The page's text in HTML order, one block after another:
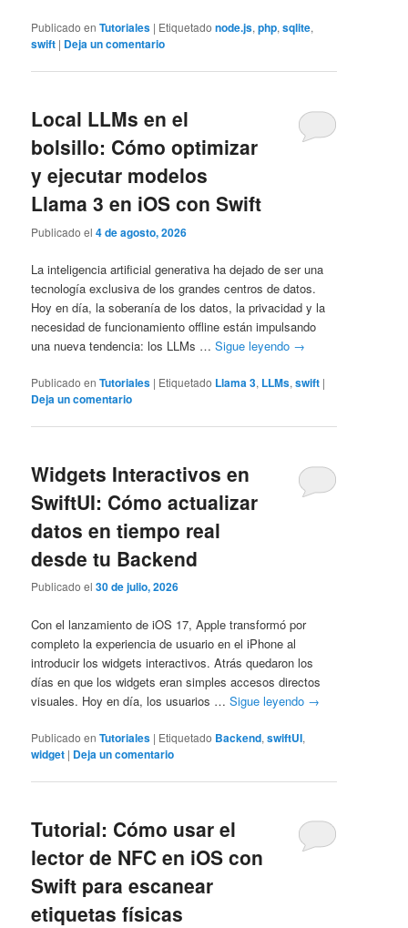
Publicado en Tutoriales | Etiquetado node.js,php,sqlite,
swift | Deja un comentario
Local LLMs en el
bolsillo: Cómo optimizar
y ejecutar modelos
Llama 3 en iOS con Swift
Publicado el4 de agosto, 2026
La inteligencia artificial generativa ha dejado de ser una
tecnología exclusiva de los grandes centros de datos.
Hoy en día, la soberanía de los datos, la privacidad y la
necesidad de funcionamiento offline están impulsando
una nueva tendencia: los LLMs …Sigue leyendo →
Publicado en Tutoriales | Etiquetado Llama 3, LLMs,swift |
Deja un comentario
Widgets Interactivos en
SwiftUI: Cómo actualizar
datos en tiempo real
desde tu Backend
Publicado el30 de julio, 2026
Con el lanzamiento de iOS 17, Apple transformó por
completo la experiencia de usuario en el iPhone al
introducir los widgets interactivos. Atrás quedaron los
días en que los widgets eran simples accesos directos
visuales. Hoy en día, los usuarios …Sigue leyendo →
Publicado en Tutoriales | Etiquetado Backend,swiftUI,
widget | Deja un comentario
Tutorial: Cómo usar el
lector de NFC en iOS con
Swift para escanear
etiquetas físicas